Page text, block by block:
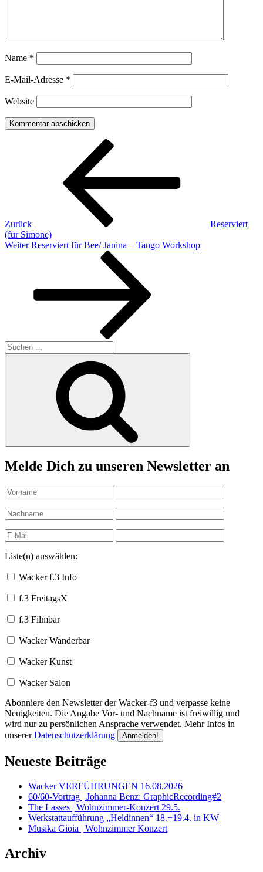
Name *
E-Mail-Adresse *
Website
Beitragsnavigation
Zurück
Reserviert
(für Simone)
Nächster
Weiter Reserviert für Bee/ Janina – Tango Workshop
Suchen
nach:
Melde Dich zu unseren Newsletter an
Liste(n) auswählen:
Wacker f.3 Info
f.3 FreitagsX
f.3 Filmbar
Wacker Wanderbar
Wacker Kunst
Wacker Salon
Abonniere den Newsletter der Wacker-f3 und verpasse keine
Neuigkeiten. Die Angabe Vor- und Nachname ist freiwillig und
wird nur zu persönlichen Ansprache verwendet. Mehr Infos in
unsererDatenschutzerklärung
Neueste Beiträge
Wacker VERFÜHRUNGEN 16.08.2026
60/60-Vortrag | Johanna Benz: GraphicRecording#2
The Lasses | Wohnzimmer-Konzert 29.5.
Werkstattaufführung „Heldinnen“ 18.+19.4. in KW
Musika Gioia | Wohnzimmer Konzert
Archiv